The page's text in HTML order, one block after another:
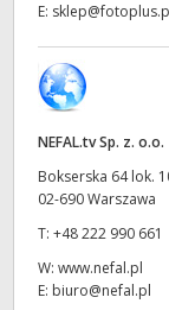
Spain
Turkey
Ukraine
E:
NEFAL.tv Sp. z. o.o.
Bokserska 64 lok.
02-690 Warszawa
T: +48 222 990 661
W: www.nefal.pl
E: biuro@nefal.pl